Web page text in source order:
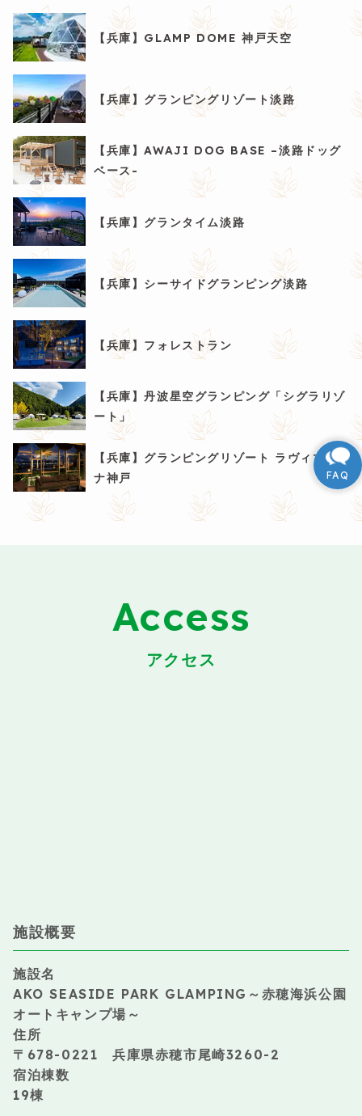
【兵庫】GLAMP DOME 神戸天空
【兵庫】グランピングリゾート淡路
【兵庫】AWAJI DOG BASE –淡路ドッグ
ベース-
【兵庫】グランタイム淡路
【兵庫】シーサイドグランピング淡路
【兵庫】フォレストラン
【兵庫】丹波星空グランピング「シグラリゾ
ート」
【兵庫】グランピングリゾート ラヴィマー
ナ神戸
Access
アクセス
施設概要
施設名
AKO SEASIDE PARK GLAMPING～赤穂海浜公園
オートキャンプ場～
住所
〒678-0221 兵庫県赤穂市尾崎3260-2
宿泊棟数
19棟